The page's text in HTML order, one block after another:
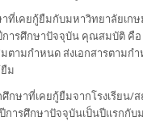
ที่เคยกู้ยืมกับมหาวิทยาลัยเก
ารศึกษาปัจจุบัน คุณสมบัติ คื
ามกำหนด ส่งเอกสารตามก
ม
ษาที่เคยกู้ยืมจากโรงเรียน/
ารศึกษาปัจจุบันเป็นปีแรกกับ